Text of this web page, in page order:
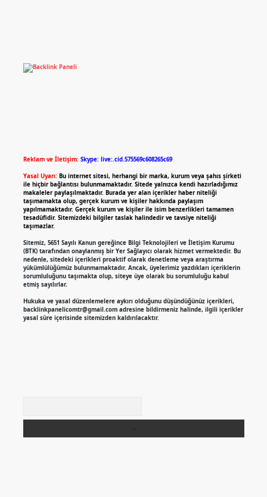
Reklam ve İletişim: Skype: live:.cid.575569c608265c69
Yasal Uyarı: Bu internet sitesi, herhangi bir marka, kurum veya şahıs şirketi
ile hiçbir bağlantısı bulunmamaktadır. Sitede yalnızca kendi hazırladığımız
makaleler paylaşılmaktadır. Burada yer alan içerikler haber niteliği
taşımamakta olup, gerçek kurum ve kişiler hakkında paylaşım
yapılmamaktadır. Gerçek kurum ve kişiler ile isim benzerlikleri tamamen
tesadüfidir. Sitemizdeki bilgiler taslak halindedir ve tavsiye niteliği
taşımazlar.
Sitemiz, 5651 Sayılı Kanun gereğince Bilgi Teknolojileri ve İletişim Kurumu
(BTK) tarafından onaylanmış bir Yer Sağlayıcı olarak hizmet vermektedir. Bu
nedenle, sitedeki içerikleri proaktif olarak denetleme veya araştırma
yükümlülüğümüz bulunmamaktadır. Ancak, üyelerimiz yazdıkları içeriklerin
sorumluluğunu taşımakta olup, siteye üye olarak bu sorumluluğu kabul
etmiş sayılırlar.
Hukuka ve yasal düzenlemelere aykırı olduğunu düşündüğünüz içerikleri,
backlinkpanelicomtr@gmail.comadresine bildirmeniz halinde, ilgili içerikler
yasal süre içerisinde sitemizden kaldırılacaktır.